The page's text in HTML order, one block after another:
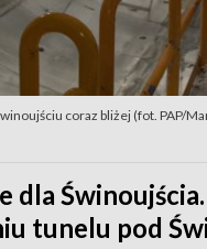
coraz bliżej (fot. PAP/
tunelu pod